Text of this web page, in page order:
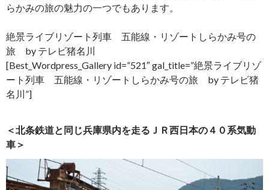
らかみの旅の魅力の一つでもあります。
絶景ライブリゾート列車 五能線・リゾートしらかみ号の
旅 by テレビ猪名川
[Best_Wordpress_Gallery id=”521″ gal_title=”絶景ライブリゾ
ート列車 五能線・リゾートしらかみ号の旅 by テレビ猪
名川”]
＜北条鉄道と同じ兵庫県内を走るＪＲ西日本の４０系気動
車＞